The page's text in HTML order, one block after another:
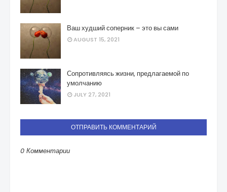
Ваш худший соперник – это вы сами
AUGUST 15, 2021
Сопротивляясь жизни, предлагаемой по
умолчанию
JULY 27, 2021
ОТПРАВИТЬ КОММЕНТАРИЙ
0 Комментарии